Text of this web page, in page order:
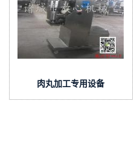
肉丸加工专用设备